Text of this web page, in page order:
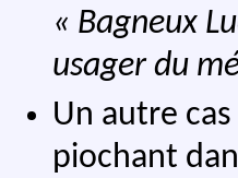
« Bagneux
usager du
Un autre
piochant